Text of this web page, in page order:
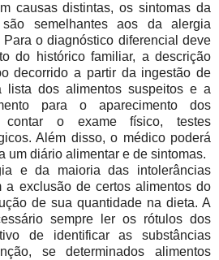
causas distintas, os sintomas da
são semelhantes aos da alergia
o diagnóstico diferencial deve
do histórico familiar, a descrição
decorrido a partir da ingestão de
lista dos alimentos suspeitos e a
para o aparecimento dos
contar o exame físico, testes
Além disso, o médico poderá
um diário alimentar e de sintomas.
e da maioria das intolerâncias
a exclusão de certos alimentos do
de sua quantidade na dieta. A
sempre ler os rótulos dos
de identificar as substâncias
se determinados alimentos